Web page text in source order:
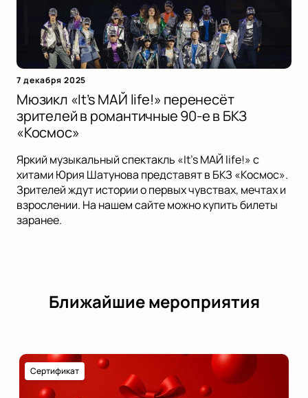
7 декабря 2025
Мюзикл «It’s МАЙ life!» перенесёт
зрителей в романтичные 90-е в БКЗ
«Космос»
Яркий музыкальный спектакль «It’s МАЙ life!» с
хитами Юрия Шатунова представят в БКЗ «Космос».
Зрителей ждут истории о первых чувствах, мечтах и
взрослении. На нашем сайте можно купить билеты
заранее.
Ближайшие мероприятия
Сертификат